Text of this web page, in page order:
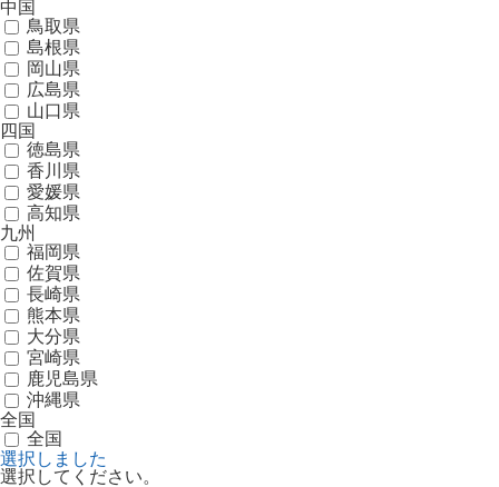
中国
鳥取県
島根県
岡山県
広島県
山口県
四国
徳島県
香川県
愛媛県
高知県
九州
福岡県
佐賀県
長崎県
熊本県
大分県
宮崎県
鹿児島県
沖縄県
全国
全国
選択しました
選択してください。